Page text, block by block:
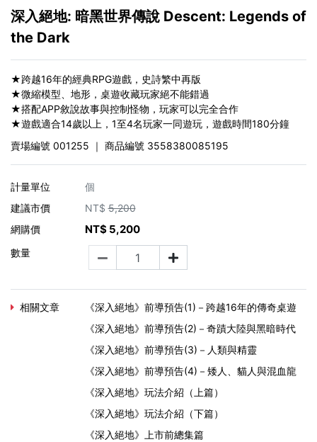
深入絕地: 暗黑世界傳說 Descent: Legends of
the Dark
★跨越16年的經典RPG遊戲，史詩繁中再版
★微縮模型、地形，桌遊收藏玩家絕不能錯過
★搭配APP敘說故事與控制怪物，玩家可以完全合作
★遊戲適合14歲以上，1至4名玩家一同遊玩，遊戲時間180分鐘
賣場編號 001255 ｜ 商品編號 3558380085195
計量單位
個
建議市價
NT$ 5,200
網購價
NT$ 5,200
數量
相關文章
《深入絕地》前導預告(1)－跨越16年的傳奇桌遊
《深入絕地》前導預告(2)－奇蹟大陸與黑暗時代
《深入絕地》前導預告(3)－人類與精靈
《深入絕地》前導預告(4)－矮人、貓人與混血龍
《深入絕地》玩法介紹（上篇）
《深入絕地》玩法介紹（下篇）
《深入絕地》上市前總集篇